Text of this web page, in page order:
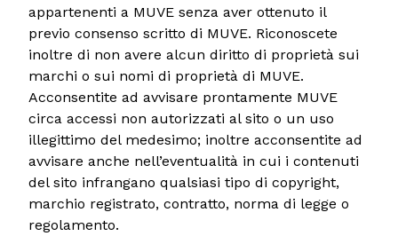
appartenenti a MUVE senza aver ottenuto il
previo consenso scritto di MUVE. Riconoscete
inoltre di non avere alcun diritto di proprietà sui
marchi o sui nomi di proprietà di MUVE.
Acconsentite ad avvisare prontamente MUVE
circa accessi non autorizzati al sito o un uso
illegittimo del medesimo; inoltre acconsentite ad
avvisare anche nell’eventualità in cui i contenuti
del sito infrangano qualsiasi tipo di copyright,
marchio registrato, contratto, norma di legge o
regolamento.